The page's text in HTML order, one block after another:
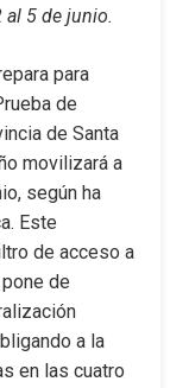
al 5 de junio.
para
de
de Santa
movilizará a
según ha
Este
de acceso a
de
a la
en las cuatro